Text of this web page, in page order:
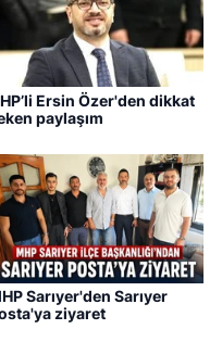
Ersin Özer'den dikkat
paylaşım
Sarıyer'den Sarıyer
ziyaret